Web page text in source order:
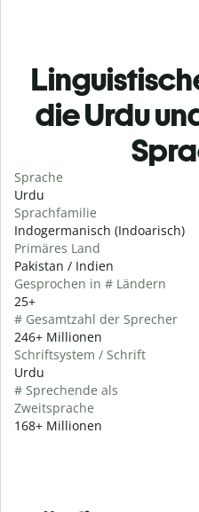
die Urdu
Sprache
Urdu
Sprachfamilie
Indogermanisch (Indoarisch)
Primäres Land
Pakistan / Indien
Gesprochen in # Ländern
25+
# Gesamtzahl der Sprecher
246+ Millionen
Schriftsystem / Schrift
Urdu
# Sprechende als
Zweitsprache
168+ Millionen